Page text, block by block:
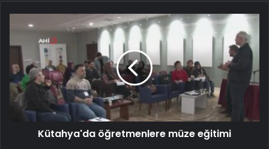
Kütahya'da öğretmenlere müze eğitimi